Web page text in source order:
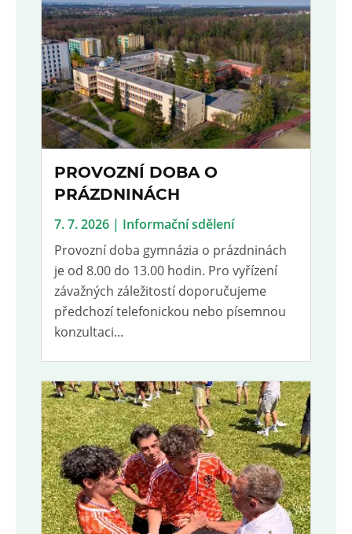
PROVOZNÍ DOBA O
PRÁZDNINÁCH
7. 7. 2026 | Informační sdělení
Provozní doba gymnázia o prázdninách
je od 8.00 do 13.00 hodin. Pro vyřízení
závažných záležitostí doporučujeme
předchozí telefonickou nebo písemnou
konzultaci...